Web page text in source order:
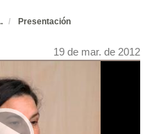
Presentación
19 de mar. de 2012